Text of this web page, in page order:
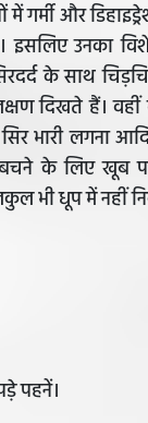
गर्मी और
इसलिए उनका
के साथ
दिखते हैं। वहीं
भारी लगना
के लिए खूब
भी धूप में नहीं
पहनें।